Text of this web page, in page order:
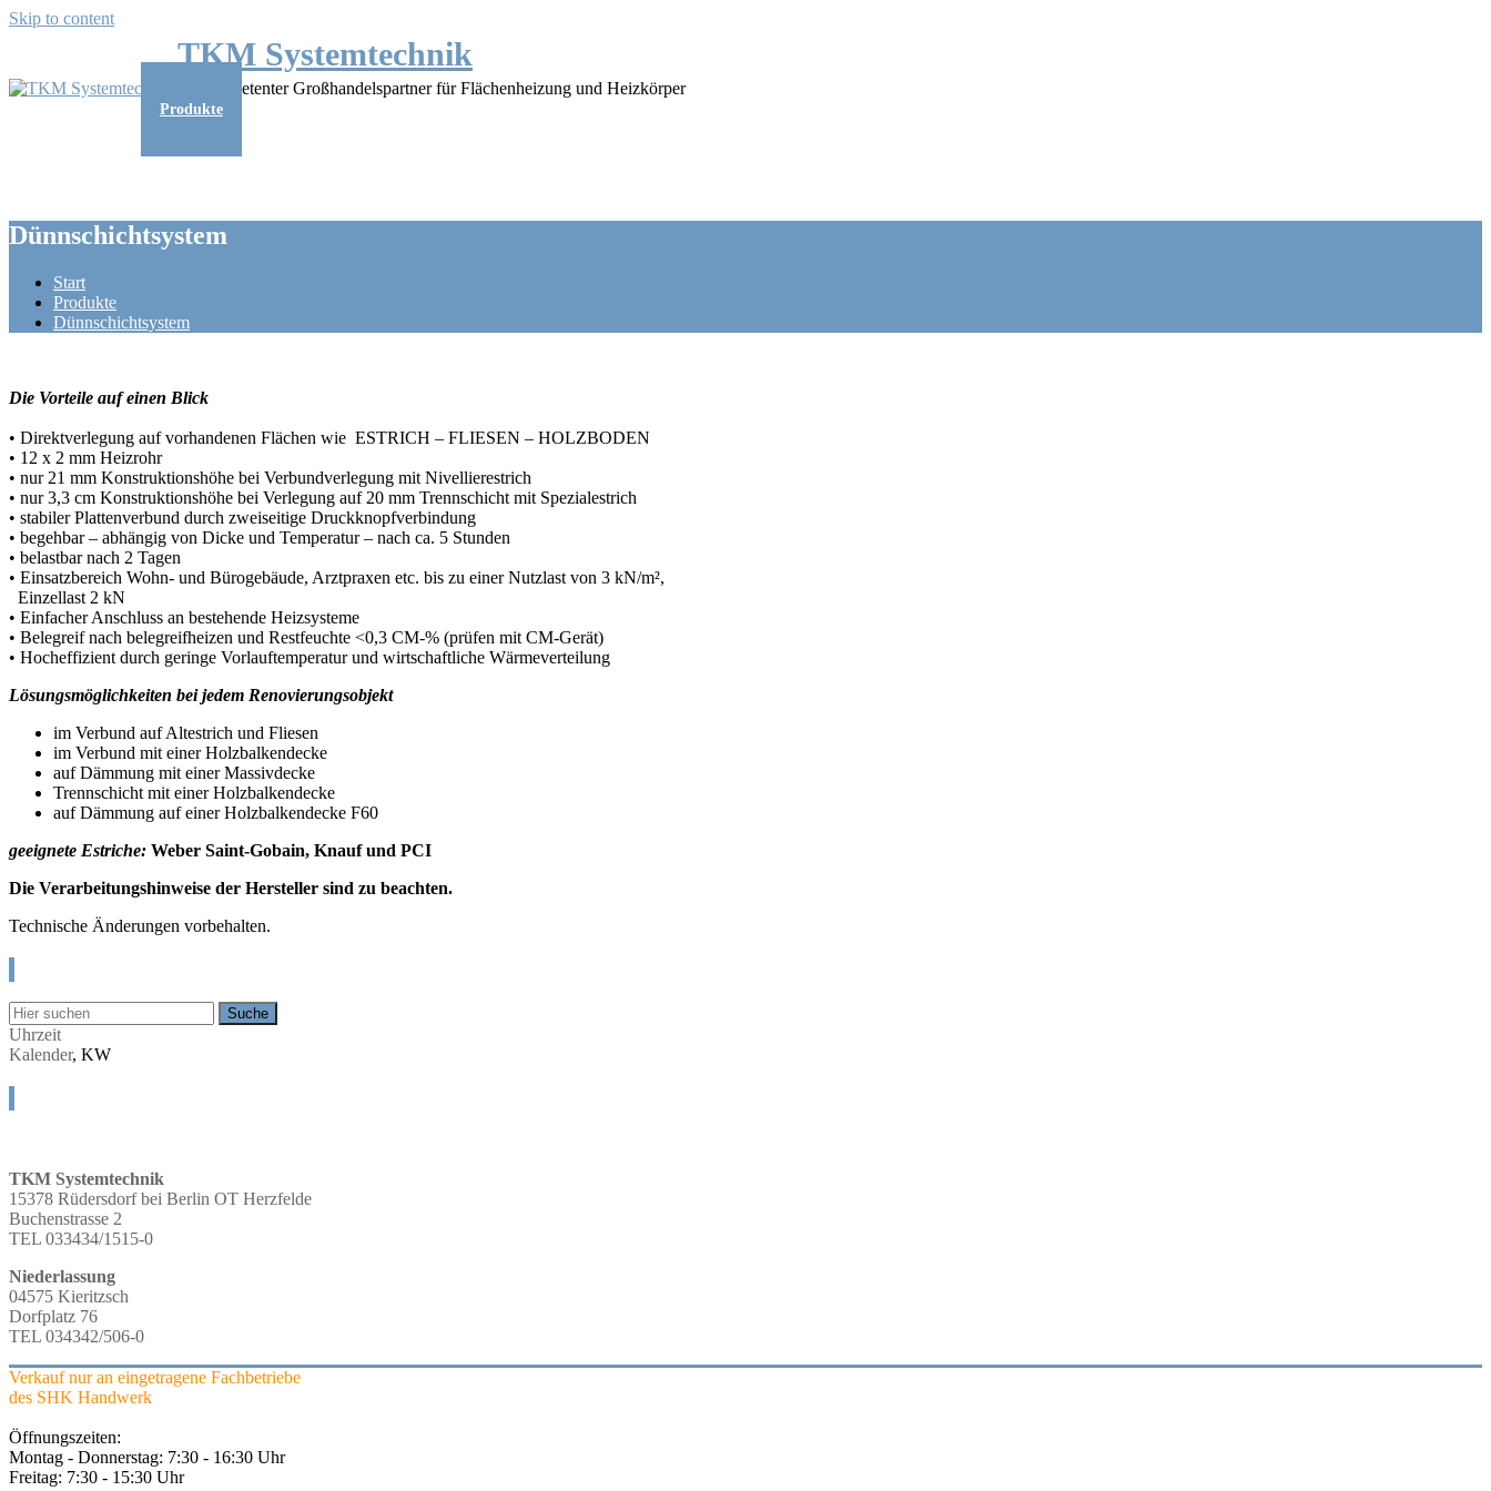
Skip to content
TKM Systemtechnik
Ihr kompetenter Großhandelspartner für Flächenheizung und Heizkörper
Produkte
Dünnschichtsystem
Start
Produkte
Dünnschichtsystem
Die Vorteile auf einen Blick
• Direktverlegung auf vorhandenen Flächen wie ESTRICH – FLIESEN – HOLZBODEN
• 12 x 2 mm Heizrohr
• nur 21 mm Konstruktionshöhe bei Verbundverlegung mit Nivellierestrich
• nur 3,3 cm Konstruktionshöhe bei Verlegung auf 20 mm Trennschicht mit Spezialestrich
• stabiler Plattenverbund durch zweiseitige Druckknopfverbindung
• begehbar – abhängig von Dicke und Temperatur – nach ca. 5 Stunden
• belastbar nach 2 Tagen
• Einsatzbereich Wohn- und Bürogebäude, Arztpraxen etc. bis zu einer Nutzlast von 3 kN/m²,
Einzellast 2 kN
• Einfacher Anschluss an bestehende Heizsysteme
• Belegreif nach belegreifheizen und Restfeuchte <0,3 CM-% (prüfen mit CM-Gerät)
• Hocheffizient durch geringe Vorlauftemperatur und wirtschaftliche Wärmeverteilung
Lösungsmöglichkeiten bei jedem Renovierungsobjekt
im Verbund auf Altestrich und Fliesen
im Verbund mit einer Holzbalkendecke
auf Dämmung mit einer Massivdecke
Trennschicht mit einer Holzbalkendecke
auf Dämmung auf einer Holzbalkendecke F60
geeignete Estriche: Weber Saint-Gobain, Knauf und PCI
Die Verarbeitungshinweise der Hersteller sind zu beachten.
Technische Änderungen vorbehalten.
Uhrzeit
Kalender, KW
TKM Systemtechnik
15378 Rüdersdorf bei Berlin OT Herzfelde
Buchenstrasse 2
TEL 033434/1515-0
Niederlassung
04575 Kieritzsch
Dorfplatz 76
TEL 034342/506-0
Verkauf nur an eingetragene Fachbetriebe
des SHK Handwerk
Öffnungszeiten:
Montag - Donnerstag: 7:30 - 16:30 Uhr
Freitag: 7:30 - 15:30 Uhr